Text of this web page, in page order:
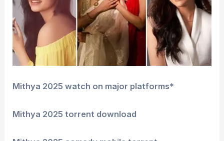
Mithya 2025 watch on major platforms*
Mithya 2025 torrent download